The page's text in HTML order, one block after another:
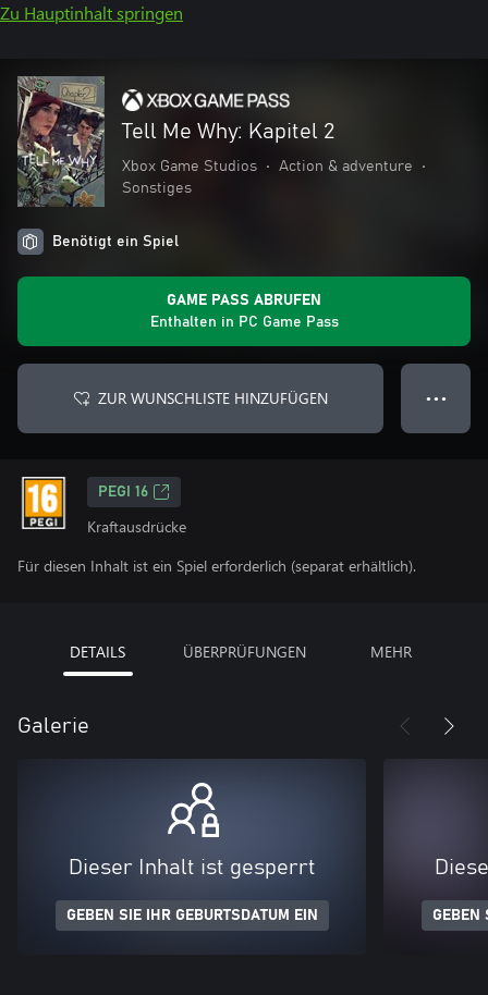
Zu Hauptinhalt springen
Tell Me Why: Kapitel 2
Xbox Game Studios • Action & adventure
•
Sonstiges
Benötigt ein Spiel
GAME PASS ABRUFEN
Enthalten in PC Game Pass
ZUR WUNSCHLISTE HINZUFÜGEN ● ● ●
PEGI 16
Kraftausdrücke
Für diesen Inhalt ist ein Spiel erforderlich (separat erhältlich).
DETAILS ÜBERPRÜFUNGEN MEHR
Galerie
Dieser Inhalt ist gesperrt
GEBEN SIE IHR GEBURTSDATUM EIN GEBEN